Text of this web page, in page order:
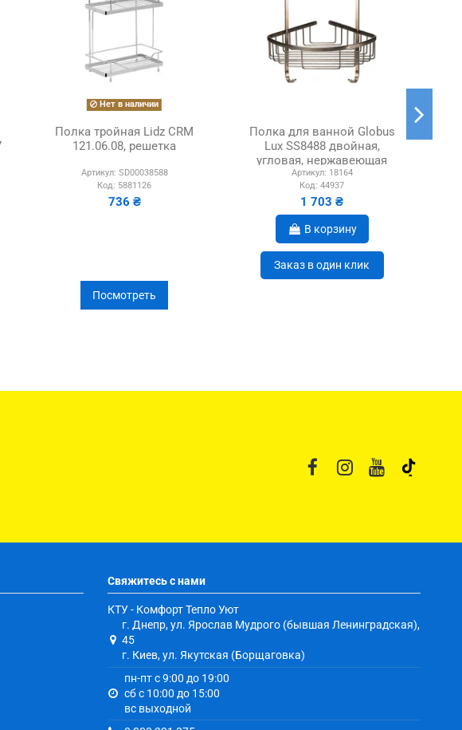
Нет в наличии
Полка тройная Lidz CRM
121.06.08, решетка
Артикул: SD00038588
Код: 5881126
736 ₴
Посмотреть
Полка для ванной Globus
Lux SS8488 двойная,
угловая, нержавеющая
сталь, 20х20х42 см
Артикул: 18164
Код: 44937
1 703 ₴
В корзину
Заказ в один клик
Свяжитесь с нами
КТУ - Комфорт Тепло Уют
г. Днепр, ул. Ярослав Мудрого (бывшая Ленинградская),
45
г. Киев, ул. Якутская (Борщаговка)
пн-пт с 9:00 до 19:00
сб с 10:00 до 15:00
вс выходной